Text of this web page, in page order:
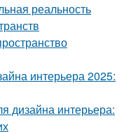
реальность
интерьера 2025:
дизайна интерьера: